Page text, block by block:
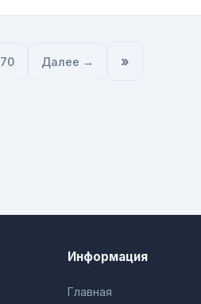
70 Далее → »
Информация
Главная